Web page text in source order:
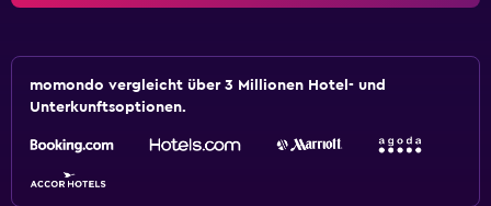
momondo vergleicht über 3 Millionen Hotel- und
Unterkunftsoptionen.